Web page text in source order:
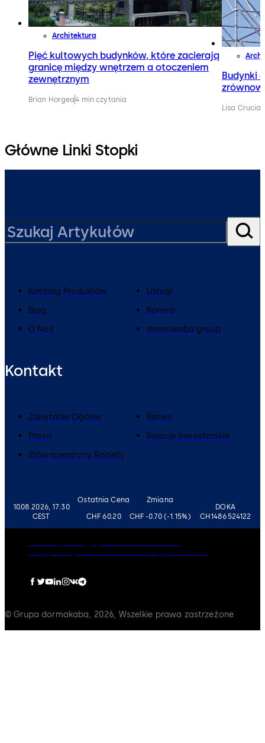
Architektura
Pięć kultowych budynków, które zacierają
granicę między wnętrzem a otoczeniem
zewnętrznym
Brian Horgea4 min czytania
Budynki
Lisa
Główne Linki Stopki
10.08.2026, 17:30
CEST
Ostatnia Cena
CHF 60.20
Zmiana
CHF -0.70 (-1.15%)
DOKA
CH1486524122
Katalog Produktów
Usługi
Blog
Kariera
O Nas
dormakaba group
Kontakt
Zapytanie Ogólne
Biznes
Prasa
Relacje Inwestorskie
Zrównoważony Rozwój
© Grupa dormakaba, 2026, Wszelkie prawa zastrzeżone